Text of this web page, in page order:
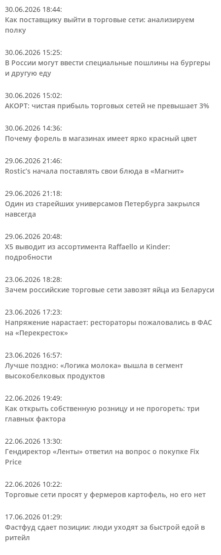
30.06.2026 18:44:
Как поставщику выйти в торговые сети: анализируем
полку
30.06.2026 15:25:
В России могут ввести специальные пошлины на бургеры
и другую еду
30.06.2026 15:02:
АКОРТ: чистая прибыль торговых сетей не превышает 3%
30.06.2026 14:36:
Почему форель в магазинах имеет ярко красный цвет
29.06.2026 21:46:
Rostic’s начала поставлять свои блюда в «Магнит»
29.06.2026 21:18:
Один из старейших универсамов Петербурга закрылся
навсегда
29.06.2026 20:48:
Х5 выводит из ассортимента Raffaello и Kinder:
подробности
23.06.2026 18:28:
Зачем российские торговые сети завозят яйца из Беларуси
23.06.2026 17:23:
Напряжение нарастает: рестораторы пожаловались в ФАС
на «Перекресток»
23.06.2026 16:57:
Лучше поздно: «Логика молока» вышла в сегмент
высокобелковых продуктов
22.06.2026 19:49:
Как открыть собственную розницу и не прогореть: три
главных фактора
22.06.2026 13:30:
Гендиректор «Ленты» ответил на вопрос о покупке Fix
Price
22.06.2026 10:22:
Торговые сети просят у фермеров картофель, но его нет
17.06.2026 01:29:
Фастфуд сдает позиции: люди уходят за быстрой едой в
ритейл